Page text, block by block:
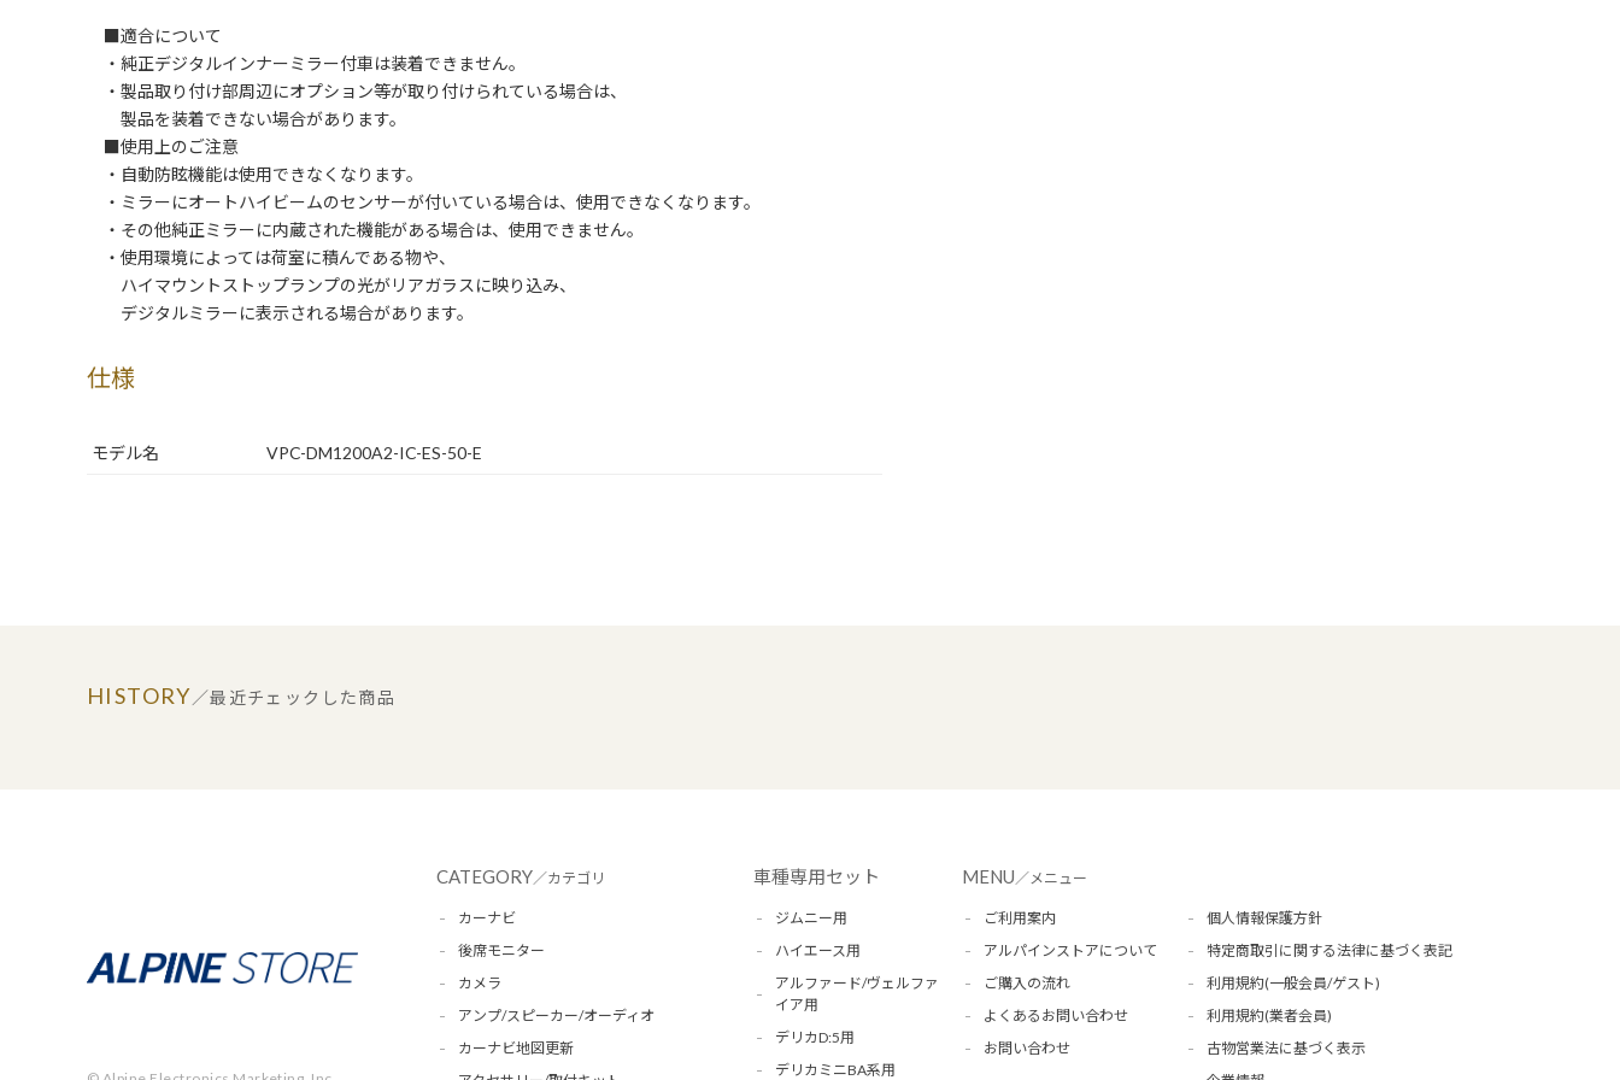
■適合について
・純正デジタルインナーミラー付車は装着できません。
・製品取り付け部周辺にオプション等が取り付けられている場合は、
製品を装着できない場合があります。
■使用上のご注意
・自動防眩機能は使用できなくなります。
・ミラーにオートハイビームのセンサーが付いている場合は、使用できなくなります。
・その他純正ミラーに内蔵された機能がある場合は、使用できません。
・使用環境によっては荷室に積んである物や、
ハイマウントストップランプの光がリアガラスに映り込み、
デジタルミラーに表示される場合があります。
仕様
モデル名 VPC-DM1200A2-IC-ES-50-E
HISTORY／最近チェックした商品
CATEGORY／カテゴリ
カーナビ
後席モニター
カメラ
アンプ/スピーカー/オーディオ
カーナビ地図更新
車種専用セット
ジムニー用
ハイエース用
アルファード/ヴェルファ
イア用
デリカD:5用
デリカミニBA系用
MENU／メニュー
ご利用案内
アルパインストアについて
ご購入の流れ
よくあるお問い合わせ
お問い合わせ
個人情報保護方針
特定商取引に関する法律に基づく表記
利用規約(一般会員/ゲスト)
利用規約(業者会員)
古物営業法に基づく表示